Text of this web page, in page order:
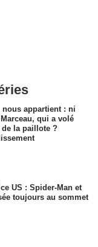
nous appartient : ni
qui a volé
de la paillote ?
US : Spider-Man et
toujours au sommet